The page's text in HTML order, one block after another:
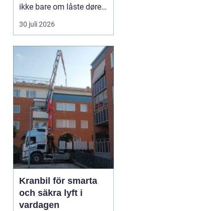
ikke bare om låste dører.
Det handler om å ha
oversikt, kunne styre
sikre mennesker, verdier
og informasjon på en
ryddig måte. Moderne
lø...
30 juli 2026
Kranbil för smarta
och säkra lyft i
vardagen